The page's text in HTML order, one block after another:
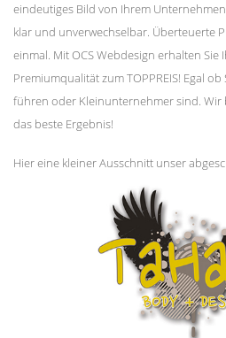
eindeutiges Bild von Ihrem
klar und unverwechselbar. Überteuerte
einmal. Mit OCS Webdesign erhalten Sie
Premiumqualität zum TOPPREIS! Egal
führen oder Kleinunternehmer sind.
das beste Ergebnis!
Hier eine kleiner Ausschnitt unser